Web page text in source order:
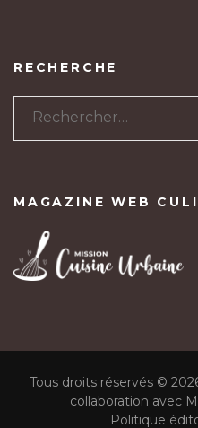
RECHERCHE
Rechercher :
MAGAZINE WEB
Tous droits réservés ©
collaboration avec
Politique